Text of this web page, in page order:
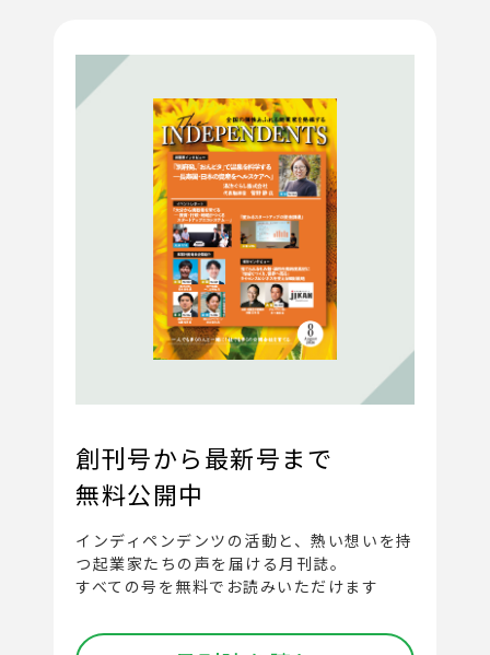
創刊号から最新号まで
無料公開中
インディペンデンツの活動と、熱い想いを持
つ起業家たちの声を届ける月刊誌。
すべての号を無料でお読みいただけます